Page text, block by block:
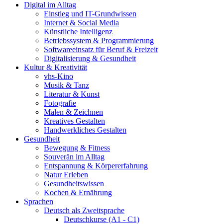
Digital im Alltag
Einstieg und IT-Grundwissen
Internet & Social Media
Künstliche Intelligenz
Betriebssystem & Programmierung
Softwareeinsatz für Beruf & Freizeit
Digitalisierung & Gesundheit
Kultur & Kreativität
vhs-Kino
Musik & Tanz
Literatur & Kunst
Fotografie
Malen & Zeichnen
Kreatives Gestalten
Handwerkliches Gestalten
Gesundheit
Bewegung & Fitness
Souverän im Alltag
Entspannung & Körpererfahrung
Natur Erleben
Gesundheitswissen
Kochen & Ernährung
Sprachen
Deutsch als Zweitsprache
Deutschkurse (A1 - C1)